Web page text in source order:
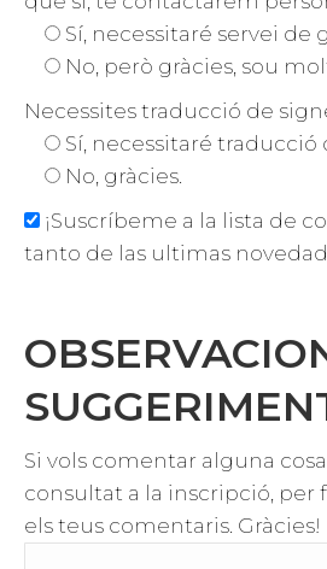
Sí, necessitaré servei de
No, però gràcies, sou
Necessites traducció de
Sí, necessitaré traducció
No, gràcies.
¡Suscríbeme a la lista de
tanto de las ultimas
Si vols comentar alguna
consultat a la inscripció, per
els teus comentaris. Gràcies!